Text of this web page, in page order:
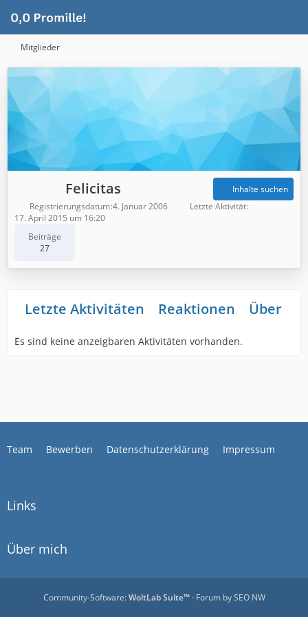
Mitglieder
Felicitas
Beiträge
27
Inhalte suchen
Registrierungsdatum 4. Januar 2006
Letzte Aktivität
17. April 2015 um 16:20
Letzte Aktivitäten Reaktionen Über
Es sind keine anzeigbaren Aktivitäten vorhanden.
Team Bewerben Datenschutzerklärung Impressum
Links
Über mich
Community-Software:WoltLab Suite™· Forum bySEO NW